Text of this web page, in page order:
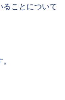
ことについて